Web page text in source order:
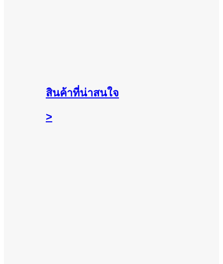
สินค้าที่น่าสนใจ
>